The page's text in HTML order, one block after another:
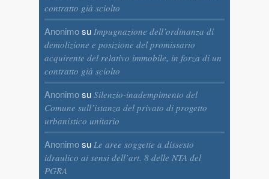
contratto già sciolto
Anonimosu Impugnazione dell’ordinanza di
demolizione e posizione del promissario
acquirente del relativo immobile, in forza di un
contratto già sciolto
Anonimosu Silenzio-inadempimento del
Comune sull’istanza del privato di progetto
urbanistico unitario
Anonimosu Le aree soggette a dissesto
idraulico ai sensi dell’art. 8 delle NTA del
PGRA